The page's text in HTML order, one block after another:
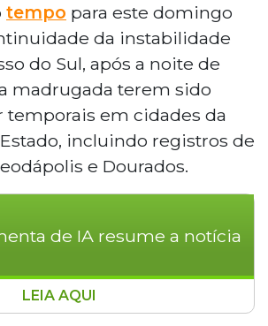
tempo para este domingo
da instabilidade
do Sul, após a noite de
a madrugada terem sido
temporais em cidades da
incluindo registros de
e Dourados.
de IA resume a notícia
do Sul enfrenta instabilidade
LEIA AQUI